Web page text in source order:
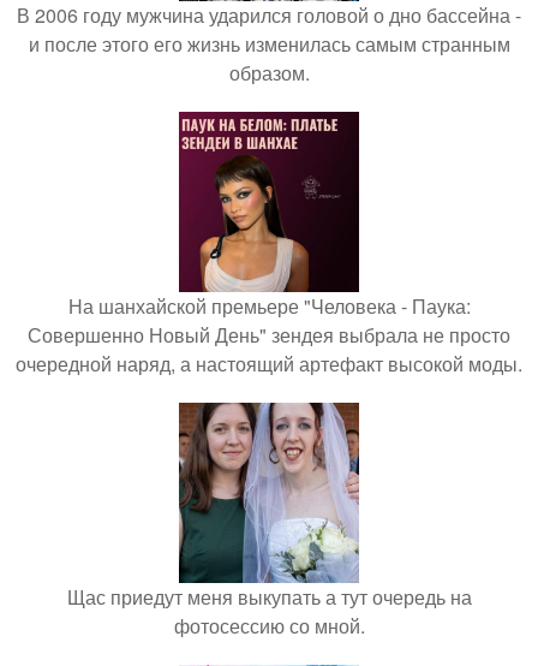
В 2006 году мужчина ударился головой о дно бассейна -
и после этого его жизнь изменилась самым странным
образом.
На шанхайской премьере "Человека - Паука:
Совершенно Новый День" зендея выбрала не просто
очередной наряд, а настоящий артефакт высокой моды.
Щас приедут меня выкупать а тут очередь на
фотосессию со мной.